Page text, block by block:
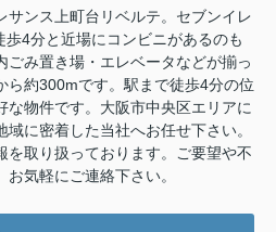
サンス上町台リベルテ。セブンイレ
4分と近場にコンビニがあるのも
ごみ置き場・エレベータなどが揃っ
ら約300mです。駅まで徒歩4分の位
な物件です。大阪市中央区エリアに
に密着した当社へお任せ下さい。
を取り扱っております。ご要望や不
気軽にご連絡下さい。